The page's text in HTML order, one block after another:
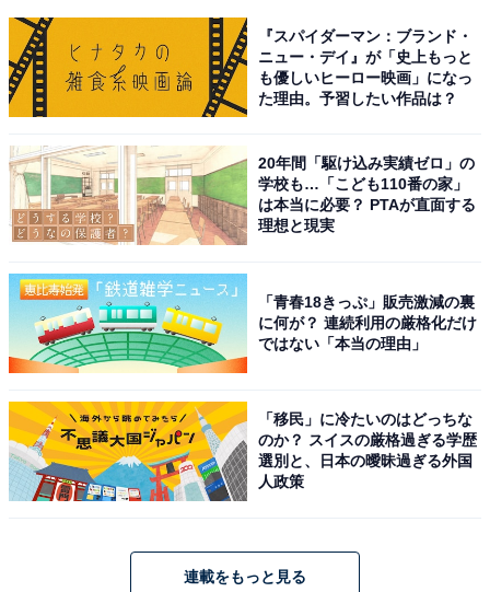
『スパイダーマン：ブランド・
ニュー・デイ』が「史上もっと
も優しいヒーロー映画」になっ
た理由。予習したい作品は？
20年間「駆け込み実績ゼロ」の
学校も…「こども110番の家」
は本当に必要？ PTAが直面する
理想と現実
「青春18きっぷ」販売激減の裏
に何が？ 連続利用の厳格化だけ
ではない「本当の理由」
「移民」に冷たいのはどっちな
のか？ スイスの厳格過ぎる学歴
選別と、日本の曖昧過ぎる外国
人政策
連載をもっと見る